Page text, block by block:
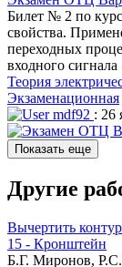
Билет № 2 по
свойства.
переходных
входного сигнала
Теория
Экзаменационная
mdf92 : 26
Показать еще
Другие
Вычертить
15 - Кронштейн
Б.Г. Миронов,